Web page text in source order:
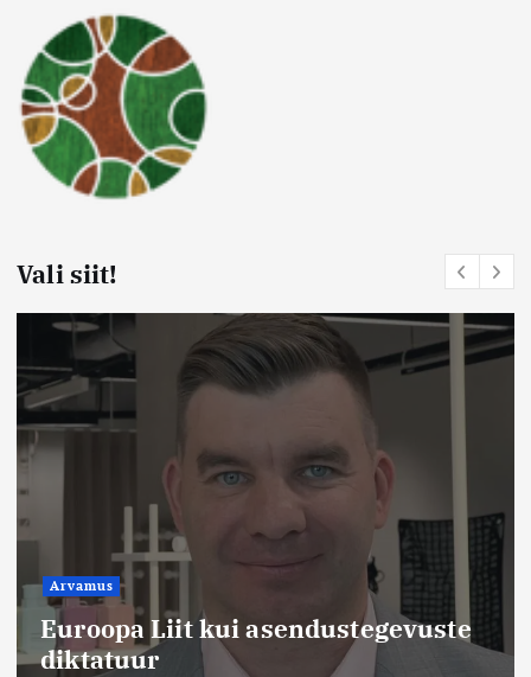
Vali siit!
Arvamus
Euroopa Liit kui asendustegevuste
diktatuur